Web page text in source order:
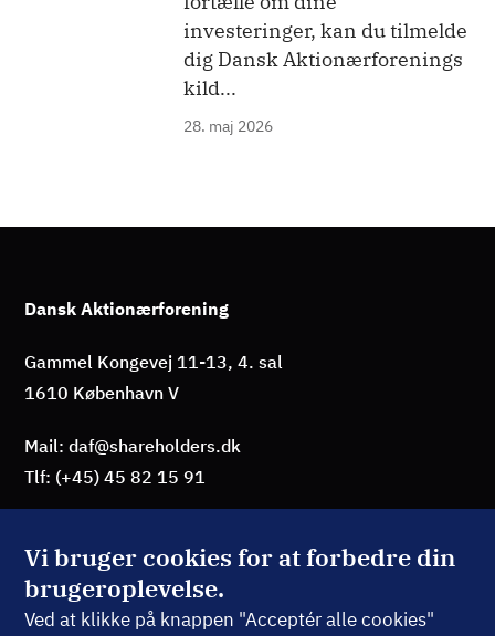
Vi bruger cookies for at forbedre din
brugeroplevelse.
Ved at klikke på knappen "Acceptér alle cookies"
investeringer, kan du tilmelde
dig Dansk Aktionærforenings
kild...
28. maj 2026
Dansk Aktionærforening
Gammel Kongevej 11-13, 4. sal
1610 København V
Mail: daf@shareholders.dk
Tlf: (+45) 45 82 15 91
BLIV MEDLEM